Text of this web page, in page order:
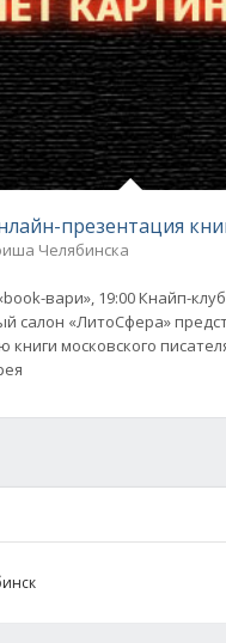
презентация
Челябинска
вари», 19:00 Кнайп-
салон «ЛитоСфера»
книги московского